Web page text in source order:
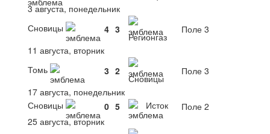
3 августа, понедельник
Сновицы
4 3
Регионгаз
Поле 3
11 августа, вторник
Томь
3 2
Сновицы
Поле 3
17 августа, понедельник
Сновицы
0 5 Исток
Поле 2
25 августа, вторник